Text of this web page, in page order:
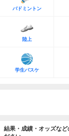
バドミントン
陸上
学生バスケ
結果・成績・オッズな